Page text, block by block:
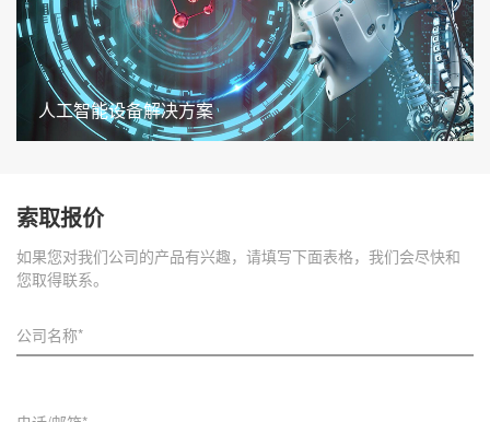
人工智能设备解决方案
索取报价
如果您对我们公司的产品有兴趣，请填写下面表格，我们会尽快和
您取得联系。
公司名称*